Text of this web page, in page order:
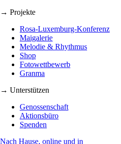
→ Projekte
Rosa-Luxemburg-Konferenz
Maigalerie
Melodie & Rhythmus
Shop
Fotowettbewerb
Granma
→ Unterstützen
Genossenschaft
Aktionsbüro
Spenden
Nach Hause, online und in